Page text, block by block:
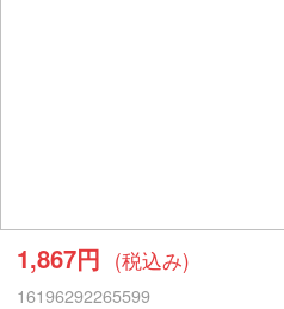
1,867円 (税込み)
16196292265599